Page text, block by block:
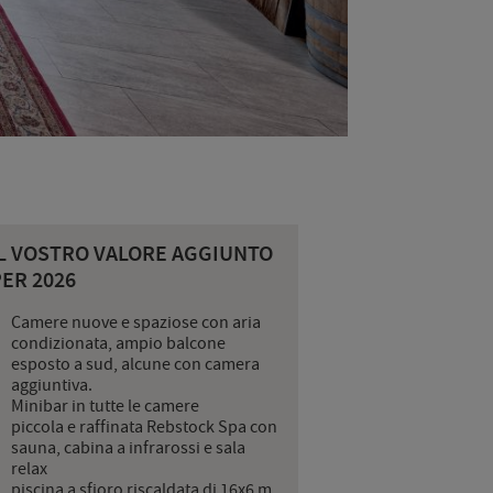
VOSTRO VALORE AGGIUNTO
2026
Camere nuove e spaziose con aria
condizionata, ampio balcone
esposto a sud, alcune con camera
aggiuntiva.
Minibar in tutte le camere
piccola e raffinata Rebstock Spa con
sauna, cabina a infrarossi e sala
relax